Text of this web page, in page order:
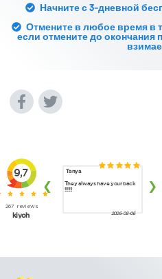
Начните с 3-дневной
Отмените в любое время в
если отмените до окончания